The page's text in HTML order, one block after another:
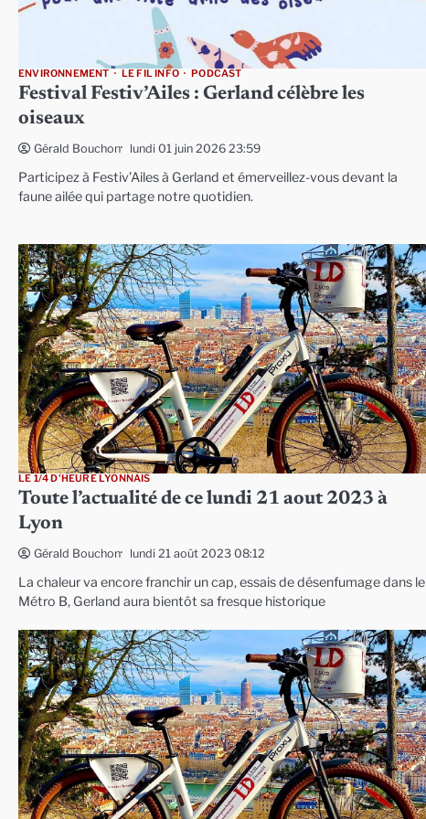
ENVIRONNEMENT LE FIL INFO PODCAST
Festival Festiv’Ailes : Gerland célèbre les
oiseaux
Gérald Bouchon lundi 01 juin 2026 23:59
Participez à Festiv’Ailes à Gerland et émerveillez-vous devant la
faune ailée qui partage notre quotidien.
LE 1/4 D'HEURE LYONNAIS
Toute l’actualité de ce lundi 21 aout 2023 à
Lyon
Gérald Bouchon lundi 21 août 2023 08:12
La chaleur va encore franchir un cap, essais de désenfumage dans le
Métro B, Gerland aura bientôt sa fresque historique